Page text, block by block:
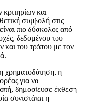
και
συμβολή στις
πιο δύσκολος από
δεδομένου του
και του τρόπου με τον
χρηματοδότηση, η
για να
δημοσίευσε έκθεση
συνιστάται η